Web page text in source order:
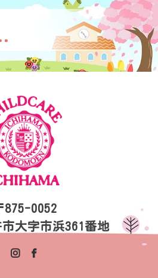
875-0052
大字市浜361番地